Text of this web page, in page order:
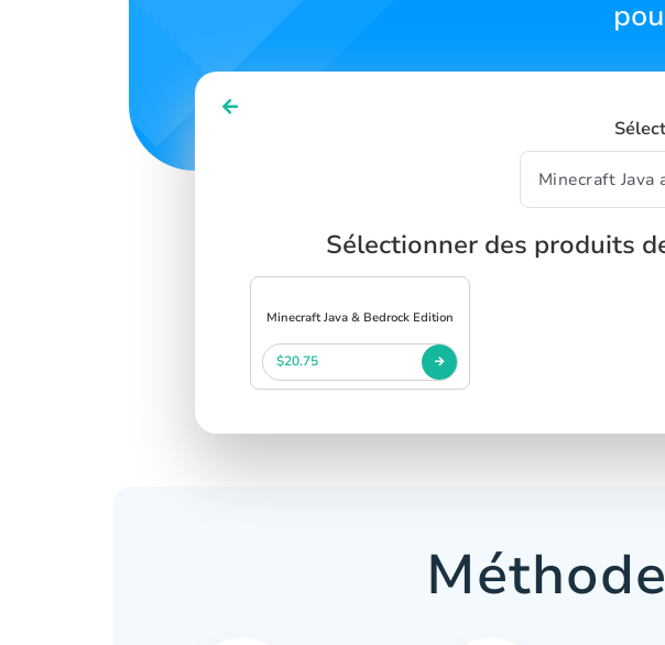
SIGN UP
Sélectionner des produits
Minecraft Java & Bedrock Edition
$20.75